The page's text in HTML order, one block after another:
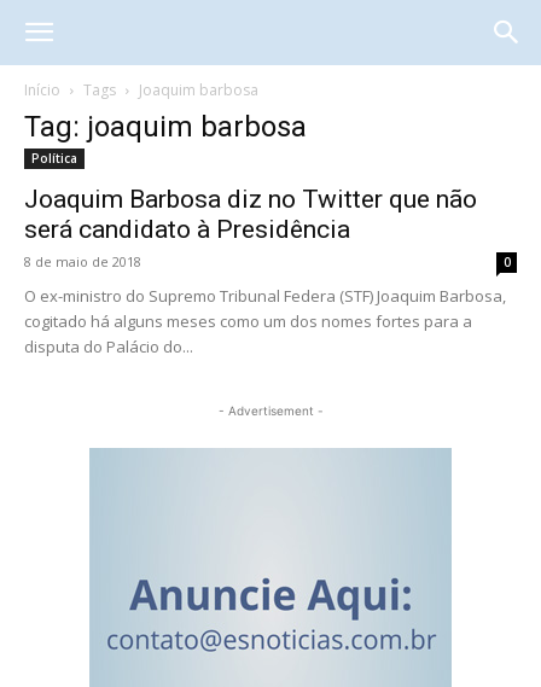
Início Tags Joaquim barbosa
Tag: joaquim barbosa
Política
Joaquim Barbosa diz no Twitter que não
será candidato à Presidência
8 de maio de 2018 0
O ex-ministro do Supremo Tribunal Federa (STF) Joaquim Barbosa,
cogitado há alguns meses como um dos nomes fortes para a
disputa do Palácio do...
- Advertisement -